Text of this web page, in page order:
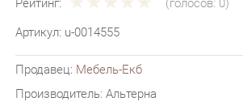
Артикул: u-0014555
Производитель:Альтерна
Последняя цена: 106 590 ₽